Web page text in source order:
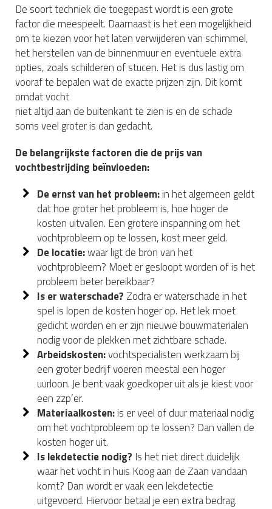
De soort techniek die toegepast wordt is een grote
factor die meespeelt. Daarnaast is het een mogelijkheid
om te kiezen voor het laten verwijderen van schimmel,
het herstellen van de binnenmuur en eventuele extra
opties, zoals schilderen of stucen. Het is dus lastig om
vooraf te bepalen wat de exacte prijzen zijn. Dit komt
omdat vocht
niet altijd aan de buitenkant te zien is en de schade
soms veel groter is dan gedacht.
De belangrijkste factoren die de prijs van
vochtbestrijding beïnvloeden:
De ernst van het probleem:in het algemeen geldt
dat hoe groter het probleem is, hoe hoger de
kosten uitvallen. Een grotere inspanning om het
vochtprobleem op te lossen, kost meer geld.
De locatie:waar ligt de bron van het
vochtprobleem? Moet er gesloopt worden of is het
probleem beter bereikbaar?
Is er waterschade? Zodra er waterschade in het
spel is lopen de kosten hoger op. Het lek moet
gedicht worden en er zijn nieuwe bouwmaterialen
nodig voor de plekken met zichtbare schade.
Arbeidskosten:vochtspecialisten werkzaam bij
een groter bedrijf voeren meestal een hoger
uurloon. Je bent vaak goedkoper uit als je kiest voor
een zzp’er.
Materiaalkosten:is er veel of duur materiaal nodig
om het vochtprobleem op te lossen? Dan vallen de
kosten hoger uit.
Is lekdetectie nodig? Is het niet direct duidelijk
waar het vocht in huis Koog aan de Zaan vandaan
komt? Dan wordt er vaak een lekdetectie
uitgevoerd. Hiervoor betaal je een extra bedrag.